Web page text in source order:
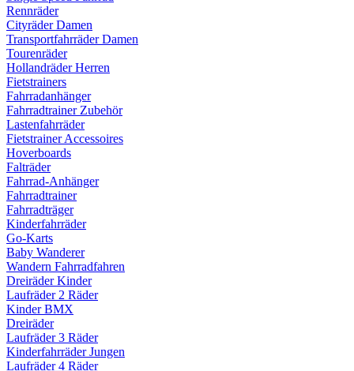
Rennräder
Cityräder Damen
Transportfahrräder Damen
Tourenräder
Hollandräder Herren
Fietstrainers
Fahrradanhänger
Fahrradtrainer Zubehör
Lastenfahrräder
Fietstrainer Accessoires
Hoverboards
Falträder
Fahrrad-Anhänger
Fahrradtrainer
Fahrradträger
Kinderfahrräder
Go-Karts
Baby Wanderer
Wandern Fahrradfahren
Dreiräder Kinder
Laufräder 2 Räder
Kinder BMX
Dreiräder
Laufräder 3 Räder
Kinderfahrräder Jungen
Laufräder 4 Räder